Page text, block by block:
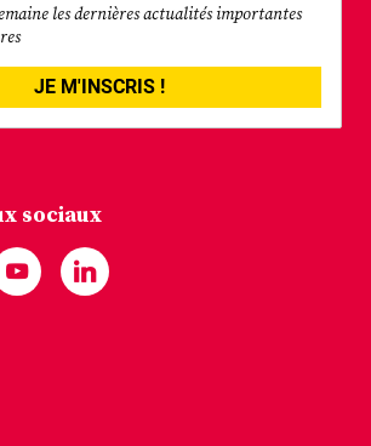
les dernières actualités importantes
JE M'INSCRIS !
sociaux